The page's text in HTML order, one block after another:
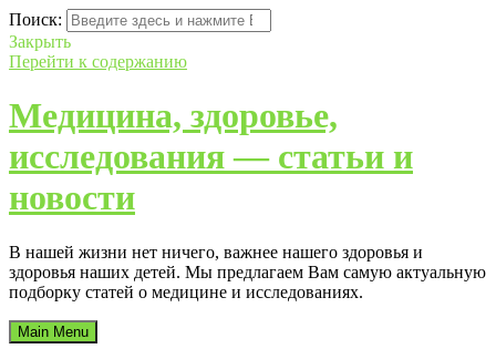
Поиск:
Закрыть
Перейти к содержанию
Медицина, здоровье,
исследования — статьи и
новости
В нашей жизни нет ничего, важнее нашего здоровья и
здоровья наших детей. Мы предлагаем Вам самую актуальную
подборку статей о медицине и исследованиях.
Main Menu